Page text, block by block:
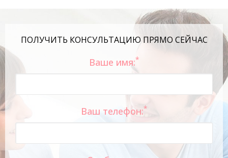
ПОЛУЧИТЬ КОНСУЛЬТАЦИЮ ПРЯМО СЕЙЧАС
Ваше имя:*
Ваш телефон:*